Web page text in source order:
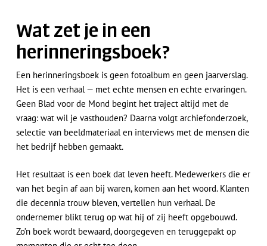
Wat zet je in een
herinneringsboek?
Een herinneringsboek is geen fotoalbum en geen jaarverslag.
Het is een verhaal — met echte mensen en echte ervaringen.
Geen Blad voor de Mond begint het traject altijd met de
vraag: wat wil je vasthouden? Daarna volgt archiefonderzoek,
selectie van beeldmateriaal en interviews met de mensen die
het bedrijf hebben gemaakt.
Het resultaat is een boek dat leven heeft. Medewerkers die er
van het begin af aan bij waren, komen aan het woord. Klanten
die decennia trouw bleven, vertellen hun verhaal. De
ondernemer blikt terug op wat hij of zij heeft opgebouwd.
Zo’n boek wordt bewaard, doorgegeven en teruggepakt op